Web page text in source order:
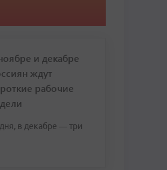
и декабре
ждут
рабочие
в декабре — три